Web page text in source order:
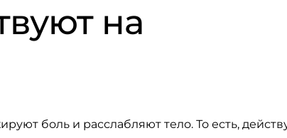
на
боль и расслабляют тело. То есть,